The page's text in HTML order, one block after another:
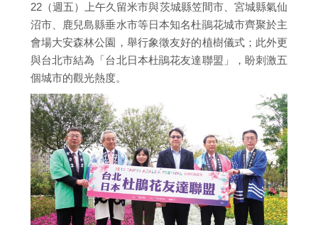
22（週五）上午久留米市與茨城縣笠間市、宮城縣氣仙
沼市、鹿兒島縣垂水市等日本知名杜鵑花城市齊聚於主
會場大安森林公園，舉行象徵友好的植樹儀式；此外更
與台北市結為「台北日本杜鵑花友達聯盟」，盼刺激五
個城市的觀光熱度。